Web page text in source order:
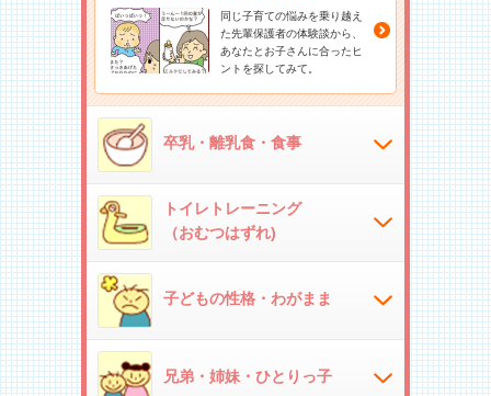
同じ子育ての悩みを乗り越え
た先輩保護者の体験談から、
あなたとお子さんに合ったヒ
ントを探してみて。
卒乳・離乳食・食事
トイレトレーニング
（おむつはずれ)
子どもの性格・わがまま
兄弟・姉妹・ひとりっ子